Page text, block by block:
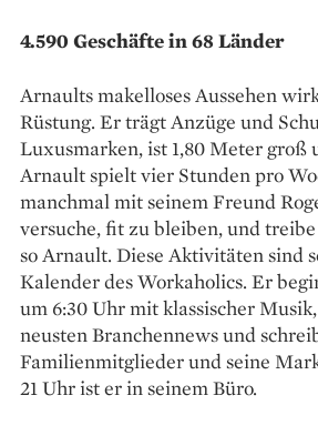
4.590 Geschäfte in 68 Länder
Arnaults makelloses Aussehen
Rüstung. Er trägt Anzüge und
Luxusmarken, ist 1,80 Meter groß
Arnault spielt vier Stunden pro
manchmal mit seinem Freund
versuche, fit zu bleiben, und
so Arnault. Diese Aktivitäten sind
Kalender des Workaholics. Er
um 6:30 Uhr mit klassischer
neusten Branchennews und
Familienmitglieder und seine
21 Uhr ist er in seinem Büro.